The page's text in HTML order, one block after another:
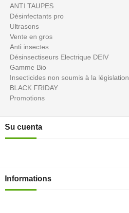
ANTI TAUPES
Désinfectants pro
Ultrasons
Vente en gros
Anti insectes
Désinsectiseurs Electrique DEIV
Gamme Bio
Insecticides non soumis à la législation
BLACK FRIDAY
Promotions
Su cuenta
Informations